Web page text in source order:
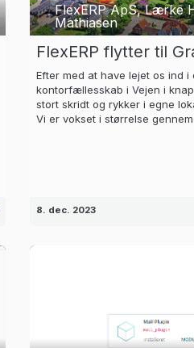
FlexERP ApS, Lærke
Mathiasen
FlexERP flytter til
Efter med at have lejet os ind
kontorfællesskab i Vejen i
stort skridt og rykker i egne
Vi er vokset i størrelse
8. dec. 2023